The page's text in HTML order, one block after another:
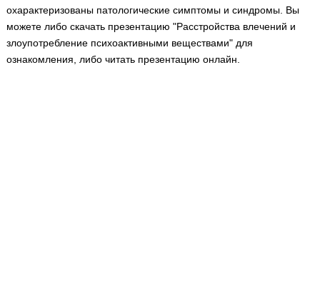
Новости
Медицинская стандартизация
охарактеризованы патологические симптомы и синдромы. Вы
можете либо скачать презентацию "Расстройства влечений и
злоупотребление психоактивными веществами" для
ознакомления, либо читать презентацию онлайн.